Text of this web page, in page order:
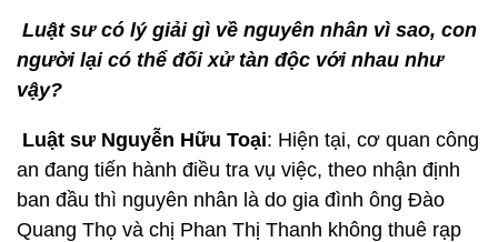
Luật sư có lý giải gì về nguyên nhân vì sao, con
người lại có thể đối xử tàn độc với nhau như
vậy?
Luật sư Nguyễn Hữu Toại: Hiện tại, cơ quan công
an đang tiến hành điều tra vụ việc, theo nhận định
ban đầu thì nguyên nhân là do gia đình ông Đào
Quang Thọ và chị Phan Thị Thanh không thuê rạp